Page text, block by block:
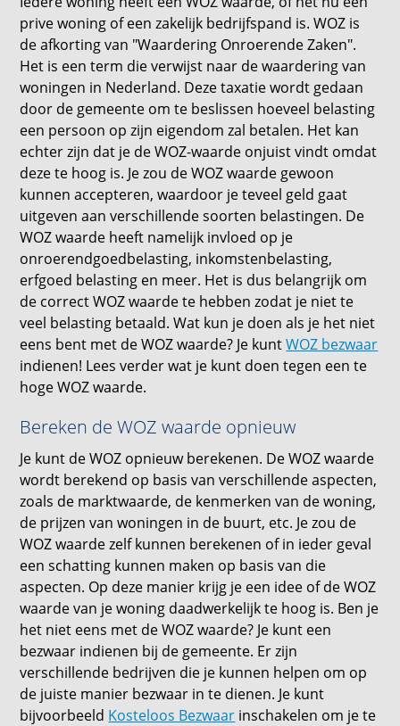
prive woning of een zakelijk bedrijfspand is. WOZ is
de afkorting van "Waardering Onroerende Zaken".
Het is een term die verwijst naar de waardering van
woningen in Nederland. Deze taxatie wordt gedaan
door de gemeente om te beslissen hoeveel belasting
een persoon op zijn eigendom zal betalen. Het kan
echter zijn dat je de WOZ-waarde onjuist vindt omdat
deze te hoog is. Je zou de WOZ waarde gewoon
kunnen accepteren, waardoor je teveel geld gaat
uitgeven aan verschillende soorten belastingen. De
WOZ waarde heeft namelijk invloed op je
onroerendgoedbelasting, inkomstenbelasting,
erfgoed belasting en meer. Het is dus belangrijk om
de correct WOZ waarde te hebben zodat je niet te
veel belasting betaald. Wat kun je doen als je het niet
eens bent met de WOZ waarde? Je kuntWOZ bezwaar
indienen! Lees verder wat je kunt doen tegen een te
hoge WOZ waarde.
Bereken de WOZ waarde opnieuw
Je kunt de WOZ opnieuw berekenen. De WOZ waarde
wordt berekend op basis van verschillende aspecten,
zoals de marktwaarde, de kenmerken van de woning,
de prijzen van woningen in de buurt, etc. Je zou de
WOZ waarde zelf kunnen berekenen of in ieder geval
een schatting kunnen maken op basis van die
aspecten. Op deze manier krijg je een idee of de WOZ
waarde van je woning daadwerkelijk te hoog is. Ben je
het niet eens met de WOZ waarde? Je kunt een
bezwaar indienen bij de gemeente. Er zijn
verschillende bedrijven die je kunnen helpen om op
de juiste manier bezwaar in te dienen. Je kunt
bijvoorbeeld Kosteloos Bezwaar inschakelen om je te